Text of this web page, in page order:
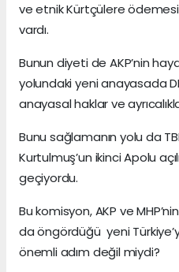
ve etnik Kürtçülere
vardı.
Bunun diyeti de AKP’nin
yolundaki yeni anayasada
anayasal haklar ve
Bunu sağlamanın yolu da
Kurtulmuş’un ikinci Apolu
geçiyordu.
Bu komisyon, AKP ve
da öngördüğü yeni
önemli adım değil miydi?